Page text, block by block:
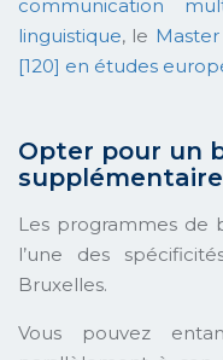
communication
linguistique, le
[120] en études
Opter pour un
supplémentaire
Les programmes de
l’une des
Bruxelles.
Vous pouvez